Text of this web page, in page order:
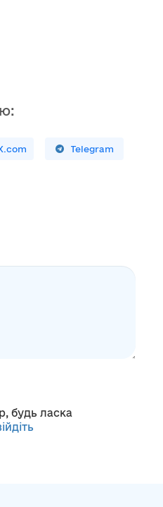
Поширити У Telegram
будь ласка